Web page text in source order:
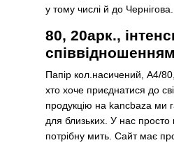
у тому числі й до Чернігова.
80, 20арк.,
співвідношенням
Папір кол.насичений, А4/
хто хоче приєднатися до
продукцію на kancbaza ми
для близьких. У нас просто
потрібну мить. Сайт має